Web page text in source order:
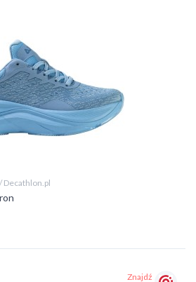
Decathlon.pl
Znajdź